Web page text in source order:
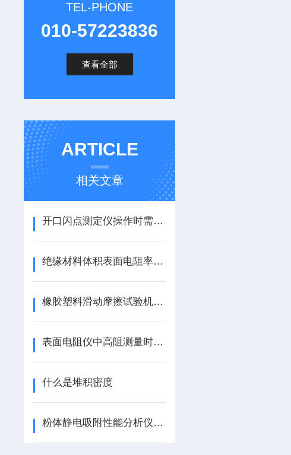
TEL-PHONE
010-57223836
查看全部
ARTICLE
相关文章
开口闪点测定仪操作时需要注意的有八大注意事项
绝缘材料体积表面电阻率测试仪的操作注意事项
橡胶塑料滑动摩擦试验机的数据采集和分析方法
表面电阻仪中高阻测量时常见问题有哪些
什么是堆积密度
粉体静电吸附性能分析仪：赋能粉体静电特性研究